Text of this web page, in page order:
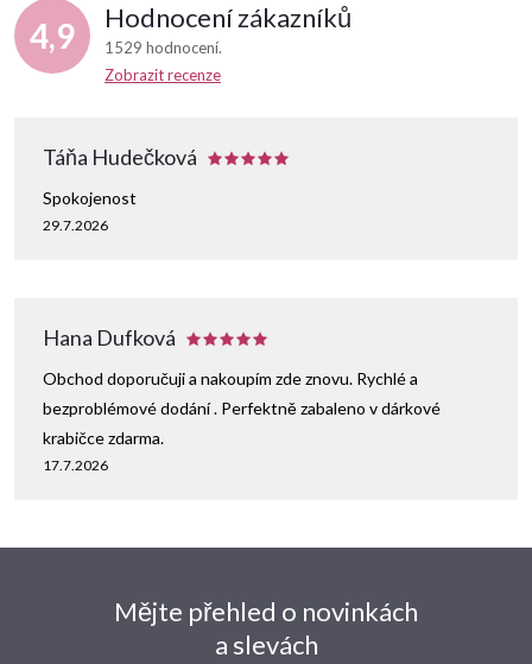
4,9 Hodnocení zákazníků
1529 hodnocení
Zobrazit recenze
Táňa Hudečková
29.7.2026
Spokojenost
Hana Dufková
17.7.2026
Obchod doporučuji a nakoupím zde znovu. Rychlé a
bezproblémové dodání . Perfektně zabaleno v dárkové
krabičce zdarma.
Mějte přehled o novinkách
a slevách